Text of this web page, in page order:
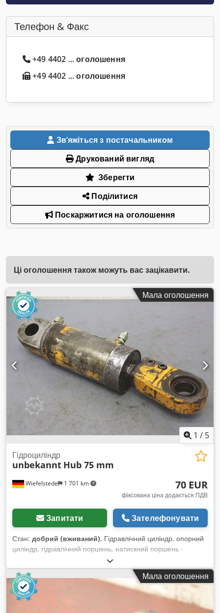
Телефон & Факс
+49 4402 ... оголошення
+49 4402 ... оголошення
Звʼяжіться з постачальником
Друкований вигляд
Зберегти
Поділитися
Поскаржитися на оголошення
Ці оголошення також можуть вас зацікавити.
Мала оголошення
1 / 5
Wiefelstede 1 701 km
Гідроциліндр
unbekannt Hub 75 mm
70 EUR
фіксована ціна додається ПДВ
Запитати Зателефонувати
Стан: добрий (вживаний), Гідравлічний циліндр, опорний
циліндр, гідравлічний поршень, натискний поршень -
Гідравлічний циліндр: хід 75 мм - Поршневий шток: Ø 40 мм
- Монтажні отвори: Ø40 x 45 мм / Ø40 x 28 мм - Циліндр:
зовнішній Ø 106 мм - Кількість: наявно 2 циліндри, головка
штока: 1 шт. на різьбі, 1 шт. зварена Dcodpfxsgu Ewge Ad
Ssk - Ціна: за штуку - Розміри: 520/145/В110 мм - Вага: 18 кг
Мала оголошення